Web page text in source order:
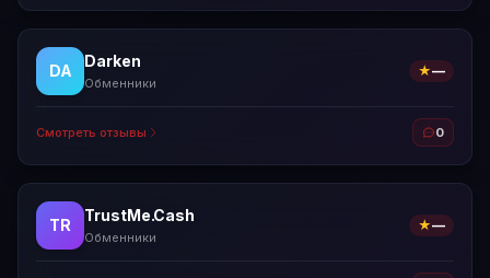
DA
Darken
Обменники
★—
Смотреть отзывы 0
TR
TrustMe.Cash
Обменники
★—